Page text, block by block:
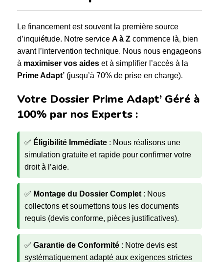
Le financement est souvent la première source
d’inquiétude. Notre service A à Z commence là, bien
avant l’intervention technique. Nous nous engageons
à maximiser vos aides et à simplifier l’accès à la
Prime Adapt’ (jusqu’à 70% de prise en charge).
Votre Dossier Prime Adapt’ Géré à
100% par nos Experts :
✅ Éligibilité Immédiate : Nous réalisons une
simulation gratuite et rapide pour confirmer votre
droit à l’aide.
✅ Montage du Dossier Complet : Nous
collectons et soumettons tous les documents
requis (devis conforme, pièces justificatives).
✅ Garantie de Conformité : Notre devis est
systématiquement adapté aux exigences strictes